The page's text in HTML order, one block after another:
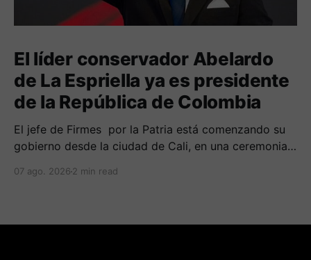
El líder conservador Abelardo
de La Espriella ya es presidente
de la República de Colombia
El jefe de Firmes por la Patria está comenzando su
gobierno desde la ciudad de Cali, en una ceremonia
gobiernos conservadores.
07 ago. 2026 2 min read